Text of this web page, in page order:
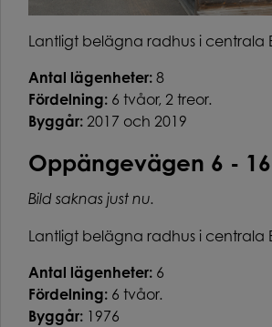
Lantligt belägna radhus i centrala
Antal lägenheter: 8
Fördelning: 6 tvåor, 2 treor.
Byggår: 2017 och 2019
Oppängevägen 6 - 16
Bild saknas just nu.
Lantligt belägna radhus i centrala
Antal lägenheter: 6
Fördelning: 6 tvåor.
Byggår: 1976